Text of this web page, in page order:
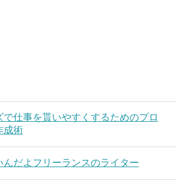
で仕事を貰いやすくするためのプロ
成術
んだよフリーランスのライター